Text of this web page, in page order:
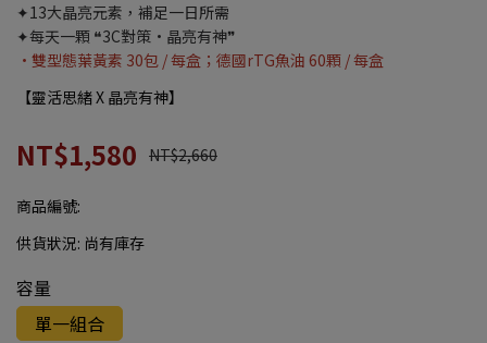
✦13大晶亮元素，補足一日所需
✦每天一顆 ❝3C對策·晶亮有神❞
•雙型態葉黃素 30包 / 每盒；德國rTG魚油 60顆 / 每盒
【靈活思緒 X 晶亮有神】
NT$1,580 NT$2,660
商品編號:
供貨狀況: 尚有庫存
容量
單一組合